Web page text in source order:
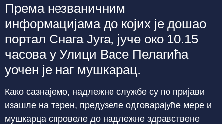
Према незваничним
информацијама до којих је дошао
портал Снага Југа, јуче око 10.15
часова у Улици Васе Пелагића
уочен је наг мушкарац.
Како сазнајемо, надлежне службе су по пријави
изашле на терен, предузеле одговарајуће мере и
мушкарца спровеле до надлежне здравствене